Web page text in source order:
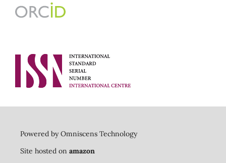
Powered by Omniscens Technology
Site hosted on amazon